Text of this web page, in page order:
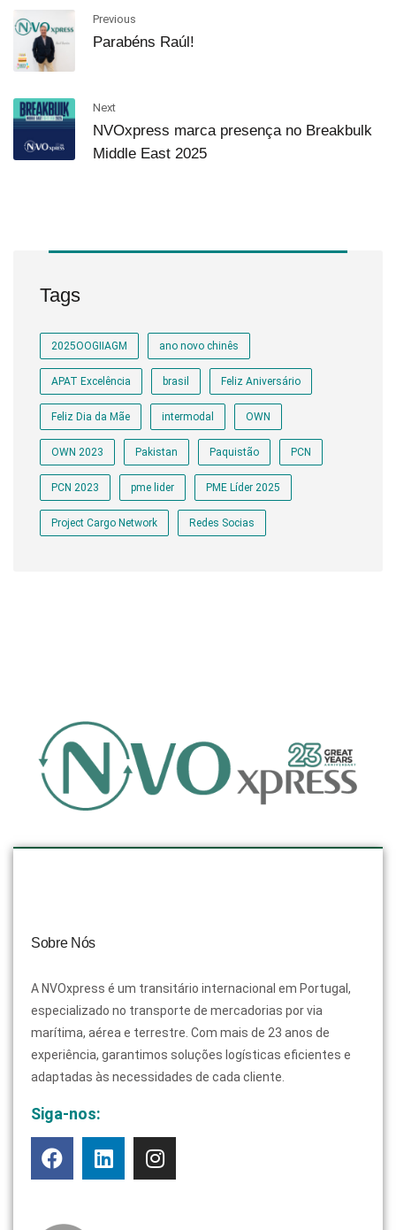
Previous
Parabéns Raúl!
Next
NVOxpress marca presença no Breakbulk
Middle East 2025
Tags
2025OOGIIAGM ano novo chinês
APAT Excelência brasil Feliz Aniversário
Feliz Dia da Mãe intermodal OWN
OWN 2023 Pakistan Paquistão PCN
PCN 2023 pme lider PME Líder 2025
Project Cargo Network Redes Socias
Sobre Nós
A NVOxpress é um transitário internacional em Portugal,
especializado no transporte de mercadorias por via
marítima, aérea e terrestre. Com mais de 23 anos de
experiência, garantimos soluções logísticas eficientes e
adaptadas às necessidades de cada cliente.
Siga-nos: